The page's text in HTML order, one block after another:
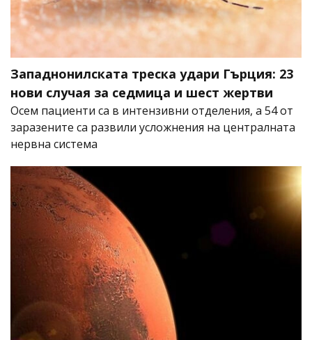
Западнонилската треска удари Гърция: 23
нови случая за седмица и шест жертви
Осем пациенти са в интензивни отделения, а 54 от
заразените са развили усложнения на централната
нервна система